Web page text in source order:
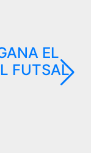
EL
FUTSAL